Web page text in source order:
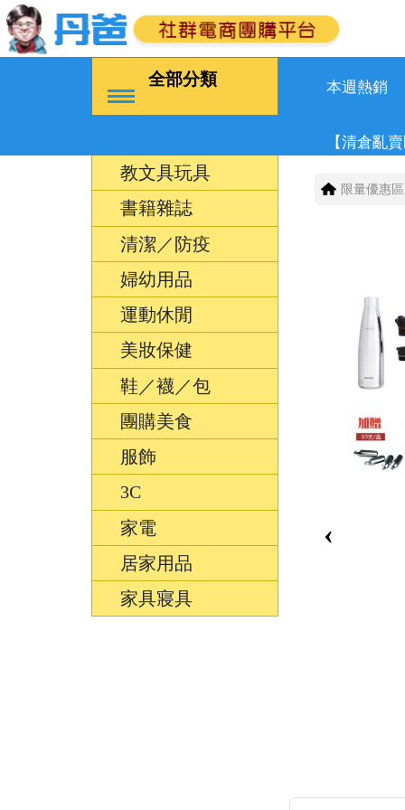
全部分類 本週熱銷
【清倉亂
教文具玩具
書籍雜誌
清潔／防疫
婦幼用品
運動休閒
美妝保健
鞋／襪／包
團購美食
服飾
3C
家電
居家用品
家具寢具
限量優惠區
‹